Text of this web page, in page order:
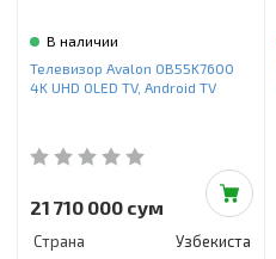
В наличии
Телевизор Avalon OB55K7600
4K UHD OLED TV, Android TV
21 710 000 сум
Страна Узбекистан